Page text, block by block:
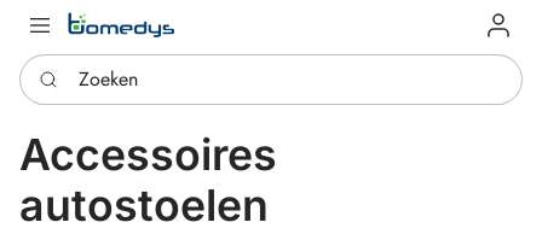
Log in
Zoeken
Accessoires
autostoelen